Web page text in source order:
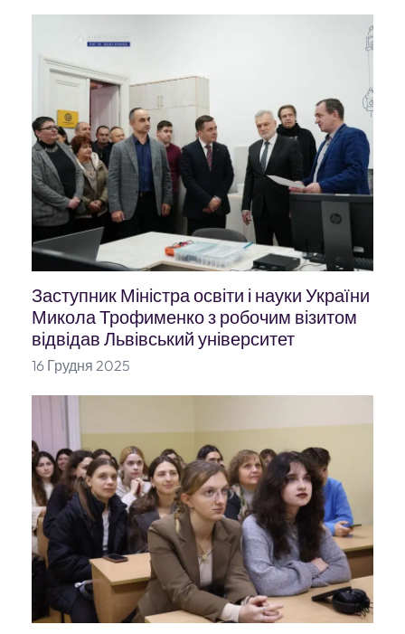
Заступник Міністра освіти і науки України
Микола Трофименко з робочим візитом
відвідав Львівський університет
16 Грудня 2025